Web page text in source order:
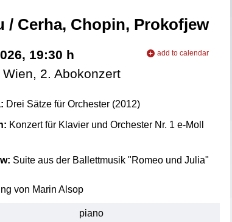
/ Cerha, Chopin, Prokofjew
19:30 h
add to calendar
2. Abokonzert
Drei Sätze für Orchester (2012)
Konzert für Klavier und Orchester Nr. 1 e-Moll
Suite aus der Ballettmusik "Romeo und Julia"
von Marin Alsop
piano